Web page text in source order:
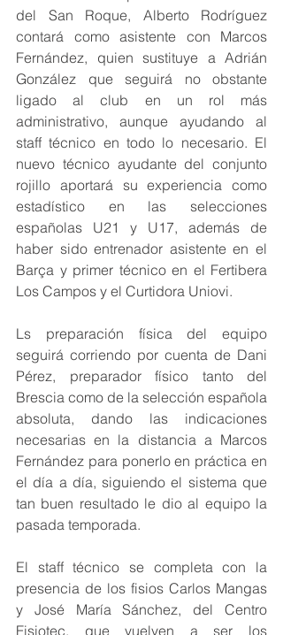
del San Roque, Alberto Rodríguez
contará como asistente con Marcos
Fernández, quien sustituye a Adrián
González que seguirá no obstante
ligado al club en un rol más
administrativo, aunque ayudando al
staff técnico en todo lo necesario. El
nuevo técnico ayudante del conjunto
rojillo aportará su experiencia como
estadístico en las selecciones
españolas U21 y U17, además de
haber sido entrenador asistente en el
Barça y primer técnico en el Fertibera
Los Campos y el Curtidora Uniovi.
Ls preparación física del equipo
seguirá corriendo por cuenta de Dani
Pérez, preparador físico tanto del
Brescia como de la selección española
absoluta, dando las indicaciones
necesarias en la distancia a Marcos
Fernández para ponerlo en práctica en
el día a día, siguiendo el sistema que
tan buen resultado le dio al equipo la
pasada temporada.
El staff técnico se completa con la
presencia de los fisios Carlos Mangas
y José María Sánchez, del Centro
Fisiotec, que vuelven a ser los